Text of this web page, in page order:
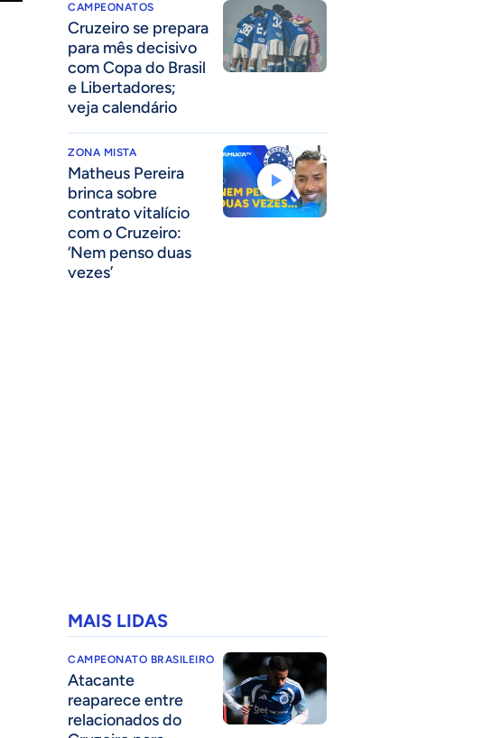
CAMPEONATOS
Cruzeiro se prepara
para mês decisivo
com Copa do Brasil
e Libertadores;
veja calendário
ZONA MISTA
Matheus Pereira
brinca sobre
contrato vitalício
com o Cruzeiro:
‘Nem penso duas
vezes’
MAIS LIDAS
CAMPEONATO BRASILEIRO
Atacante
reaparece entre
relacionados do